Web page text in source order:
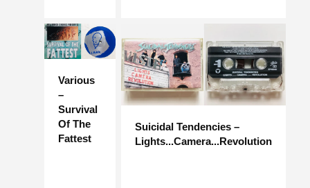
Various
–
Survival
Of The
Fattest
Suicidal Tendencies –
Lights...Camera...Revolution